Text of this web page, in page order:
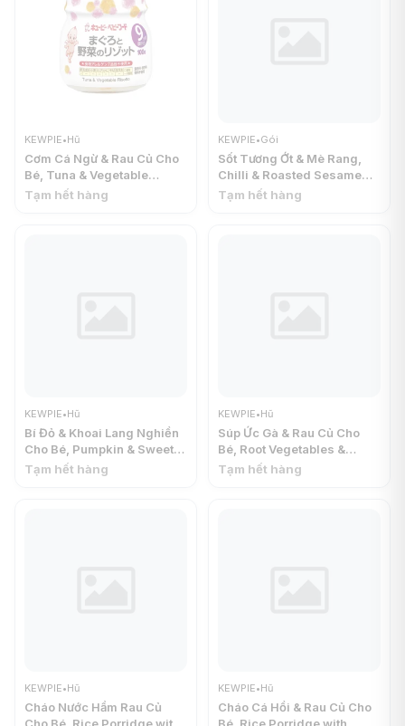
KEWPIE•Hũ
Cơm Cá Ngừ & Rau Củ Cho
Bé, Tuna & Vegetable
Risotto, 9+ Tháng (100g) -
Tạm hết hàng
KEWPIE•Gói
Sốt Tương Ớt & Mè Rang,
Chilli & Roasted Sesame
Sauce (100g) - KEWPIE
Tạm hết hàng
KEWPIE•Hũ
Bí Đỏ & Khoai Lang Nghiền
Cho Bé, Pumpkin & Sweet
Potato (Strained), 5+ Tháng
Tạm hết hàng
KEWPIE•Hũ
Súp Ức Gà & Rau Củ Cho
Bé, Root Vegetables &
Tender Chicken, 7+ Tháng
Tạm hết hàng
KEWPIE•Hũ
Cháo Nước Hầm Rau Củ
KEWPIE•Hũ
Cháo Cá Hồi & Rau Củ Cho